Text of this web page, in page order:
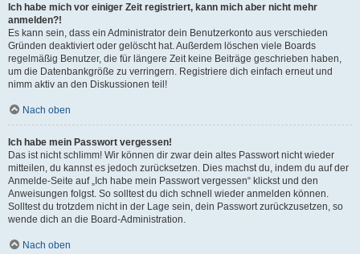
Ich habe mich vor einiger Zeit registriert, kann mich aber nicht mehr
anmelden?!
Es kann sein, dass ein Administrator dein Benutzerkonto aus verschieden
Gründen deaktiviert oder gelöscht hat. Außerdem löschen viele Boards
regelmäßig Benutzer, die für längere Zeit keine Beiträge geschrieben haben,
um die Datenbankgröße zu verringern. Registriere dich einfach erneut und
nimm aktiv an den Diskussionen teil!
Nach oben
Ich habe mein Passwort vergessen!
Das ist nicht schlimm! Wir können dir zwar dein altes Passwort nicht wieder
mitteilen, du kannst es jedoch zurücksetzen. Dies machst du, indem du auf der
Anmelde-Seite auf „Ich habe mein Passwort vergessen“ klickst und den
Anweisungen folgst. So solltest du dich schnell wieder anmelden können.
Solltest du trotzdem nicht in der Lage sein, dein Passwort zurückzusetzen, so
wende dich an die Board-Administration.
Nach oben